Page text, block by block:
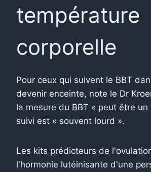
température
corporelle
Pour ceux qui suivent le BBT
devenir enceinte, note le Dr
la mesure du BBT « peut être
suivi est « souvent lourd ».
Les kits prédicteurs de
l'hormonie lutéinisante d'une